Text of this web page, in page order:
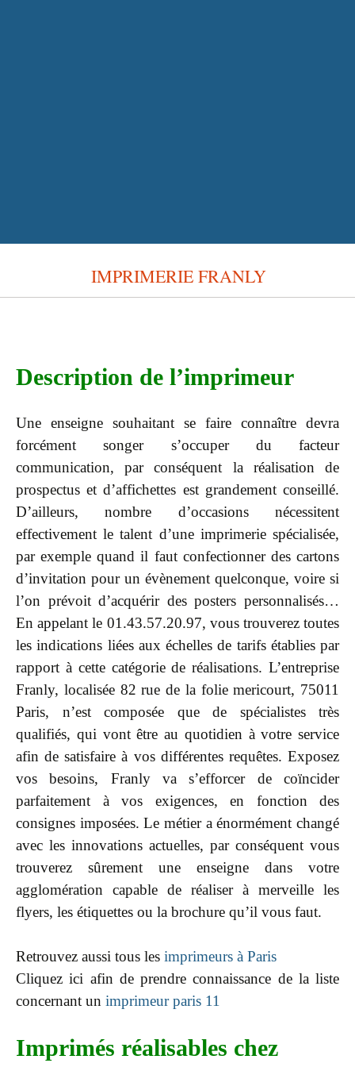
IMPRIMERIE FRANLY
Description de l’imprimeur
Une enseigne souhaitant se faire connaître devra
forcément songer s’occuper du facteur
communication, par conséquent la réalisation de
prospectus et d’affichettes est grandement conseillé.
D’ailleurs, nombre d’occasions nécessitent
effectivement le talent d’une imprimerie spécialisée,
par exemple quand il faut confectionner des cartons
d’invitation pour un évènement quelconque, voire si
l’on prévoit d’acquérir des posters personnalisés…
En appelant le 01.43.57.20.97, vous trouverez toutes
les indications liées aux échelles de tarifs établies par
rapport à cette catégorie de réalisations. L’entreprise
Franly, localisée 82 rue de la folie mericourt, 75011
Paris, n’est composée que de spécialistes très
qualifiés, qui vont être au quotidien à votre service
afin de satisfaire à vos différentes requêtes. Exposez
vos besoins, Franly va s’efforcer de coïncider
parfaitement à vos exigences, en fonction des
consignes imposées. Le métier a énormément changé
avec les innovations actuelles, par conséquent vous
trouverez sûrement une enseigne dans votre
agglomération capable de réaliser à merveille les
flyers, les étiquettes ou la brochure qu’il vous faut.
Retrouvez aussi tous les imprimeurs à Paris
Cliquez ici afin de prendre connaissance de la liste
concernant un imprimeur paris 11
Imprimés réalisables chez